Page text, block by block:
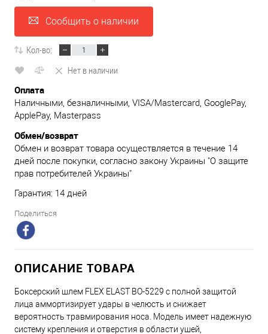
Сообщить о наличии
Кол-во:
Нет в наличии
Оплата
Наличными, безналичными, VISA/Mastercard, GooglePay,
ApplePay, Masterpass
Обмен/возврат
Обмен и возврат товара осуществляется в течение 14
дней после покупки, согласно закону Украины "О защите
прав потребителей Украины"
Гарантия: 14 дней
Поделиться
ОПИСАНИЕ ТОВАРА
Боксерский шлем FLEX ELAST BO-5229 с полной защитой
лица аммортизирует удары в челюсть и снижает
вероятность травмирования носа. Модель имеет надежную
систему крепления и отверстия в области ушей,